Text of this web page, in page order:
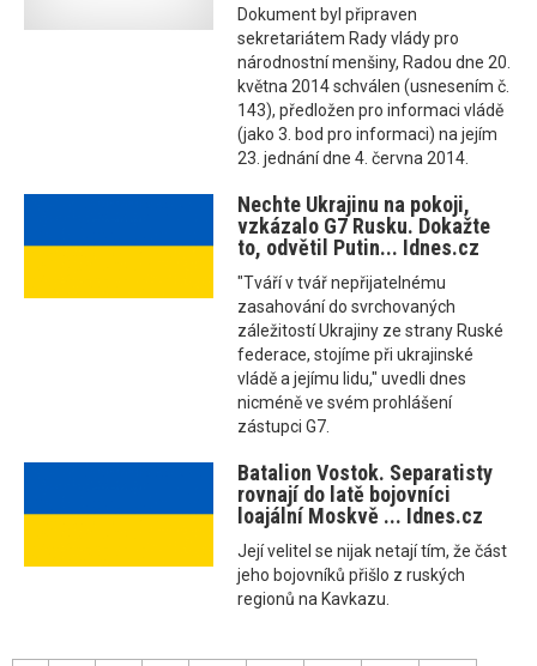
Dokument byl připraven
sekretariátem Rady vlády pro
národnostní menšiny, Radou dne 20.
května 2014 schválen (usnesením č.
143), předložen pro informaci vládě
(jako 3. bod pro informaci) na jejím
23. jednání dne 4. června 2014.
Nechte Ukrajinu na pokoji,
vzkázalo G7 Rusku. Dokažte
to, odvětil Putin... Idnes.cz
"Tváří v tvář nepřijatelnému
zasahování do svrchovaných
záležitostí Ukrajiny ze strany Ruské
federace, stojíme při ukrajinské
vládě a jejímu lidu," uvedli dnes
nicméně ve svém prohlášení
zástupci G7.
Batalion Vostok. Separatisty
rovnají do latě bojovníci
loajální Moskvě ... Idnes.cz
Její velitel se nijak netají tím, že část
jeho bojovníků přišlo z ruských
regionů na Kavkazu.